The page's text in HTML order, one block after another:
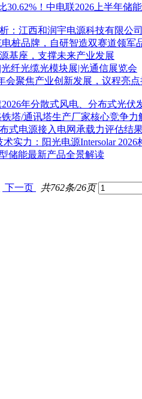
30.62%！中电联2026 上半年储
：江西和润宇电源科技有限公
桩品牌，自研智造双赛道领军
基座，支撑未来产业发展
光纤光缆光模块展|光通信展览会
会聚焦产业创新发展，议程亮
2026年分散式风电、分布式光伏
塔/通讯塔生产厂家核心竞争
式电源接入电网承载力评估结
实力：阳光电源Intersolar 2026
储能最新产品全景解读
下一页
共762条/26页